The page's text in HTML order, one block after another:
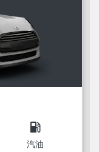
local_gas_station
汽油